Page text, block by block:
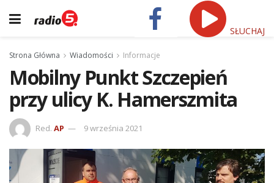
SŁUCHAJ
Strona Główna Wiadomości Informacje
Mobilny Punkt Szczepień
przy ulicy K. Hamerszmita
Red. AP 9 września 2021